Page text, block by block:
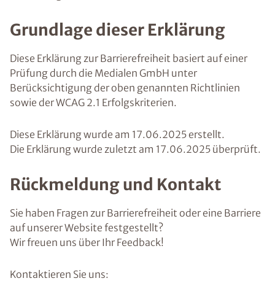
Grundlage dieser Erklärung
Diese Erklärung zur Barrierefreiheit basiert auf einer
Prüfung durch die Medialen GmbH unter
Berücksichtigung der oben genannten Richtlinien
sowie der WCAG 2.1 Erfolgskriterien.
Diese Erklärung wurde am 17.06.2025 erstellt.
Die Erklärung wurde zuletzt am 17.06.2025 überprüft.
Rückmeldung und Kontakt
Sie haben Fragen zur Barrierefreiheit oder eine Barriere
auf unserer Website festgestellt?
Wir freuen uns über Ihr Feedback!
Kontaktieren Sie uns: